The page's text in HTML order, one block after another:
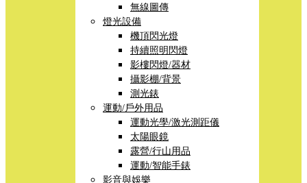
無線圖傳
燈光設備
機頂閃光燈
持續照明閃燈
影樓閃燈/器材
攝影棚/背景
測光錶
運動/戶外用品
運動光學/激光測距儀
太陽眼鏡
露營/行山用品
運動/智能手錶
影音與娛樂